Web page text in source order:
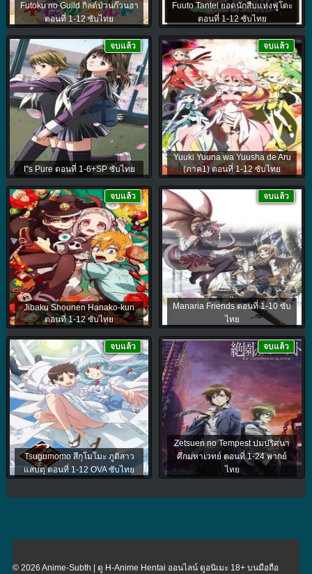
Futoku no Guild กิลด์ป่วนก๊วนฮา
ตอนที่ 1-12 ซับไทย
Fuuto Tantei ยอดนักสืบแห่งฟูโตะ
ตอนที่ 1-12 ซับไทย
I''s Pure ตอนที่ 1-6+SP ซับไทย
จบแล้ว
Yuuki Yuuna wa Yuusha de Aru
(ภาค1) ตอนที่ 1-12 ซับไทย
จบแล้ว
Jibaku Shounen Hanako-kun
ตอนที่ 1-12 ซับไทย
จบแล้ว
Manaria Friends ตอนที่ 1-10 ซับ
ไทย
จบแล้ว
Tsugumomo สึกุโมโมะ ภูติสาว
แสบดุ ตอนที่ 1-12 OVA ซับไทย
จบแล้ว
Zetsuen no Tempest ปมปริศนา
ศึกมหาเวทย์ ตอนที่ 1-24 พากย์
ไทย
จบแล้ว
© 2026 Anime-Subth | ดู H-Anime Hentai ออนไลน์ ดูอนิเมะ 18+ บนมือถือ